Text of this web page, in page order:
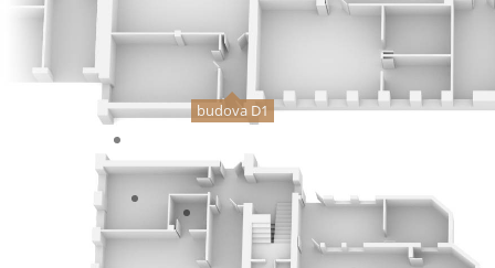
budova D1